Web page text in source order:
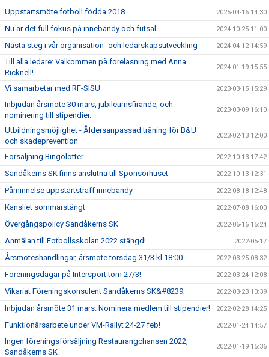
Uppstartsmöte fotboll födda 2018 2025-04-16 14:30
Nu är det full fokus på innebandy och futsal... 2024-10-25 11:00
Nästa steg i vår organisation- och ledarskapsutveckling 2024-04-12 14:59
Till alla ledare: Välkommen på föreläsning med Anna
Ricknell!
2024-01-19 15:55
Vi samarbetar med RF-SISU 2023-03-15 15:29
Inbjudan årsmöte 30 mars, jubileumsfirande, och
nominering till stipendier.
2023-03-09 16:10
Utbildningsmöjlighet - Åldersanpassad träning för B&U
och skadeprevention
2023-02-13 12:00
Försäljning Bingolotter 2022-10-13 17:42
Sandåkerns SK finns anslutna till Sponsorhuset 2022-10-13 12:31
Påminnelse uppstartsträff innebandy 2022-08-18 12:48
Kansliet sommarstängt 2022-07-08 16:00
Övergångspolicy Sandåkerns SK 2022-06-16 15:24
Anmälan till Fotbollsskolan 2022 stängd! 2022-05-17
Årsmöteshandlingar, årsmöte torsdag 31/3 kl 18:00 2022-03-25 08:32
Föreningsdagar på Intersport tom 27/3! 2022-03-24 12:08
Vikariat Föreningskonsulent Sandåkerns SK&#8239; 2022-03-23 10:39
Inbjudan årsmöte 31 mars. Nominera medlem till stipendier! 2022-02-28 14:25
Funktionärsarbete under VM-Rallyt 24-27 feb! 2022-01-24 14:57
Ingen föreningsförsäljning Restaurangchansen 2022,
Sandåkerns SK
2022-01-19 15:36